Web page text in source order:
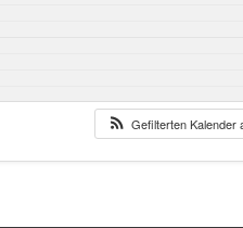
Gefilterten Kalender